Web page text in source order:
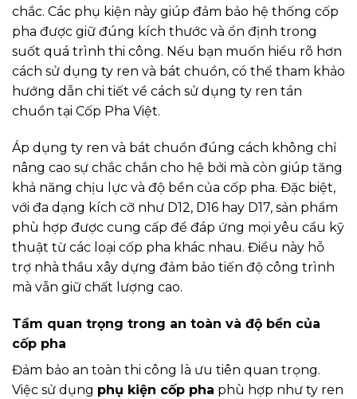
chắc. Các phụ kiện này giúp đảm bảo hệ thống cốp
pha được giữ đúng kích thước và ổn định trong
suốt quá trình thi công. Nếu bạn muốn hiểu rõ hơn
cách sử dụng ty ren và bát chuồn, có thể tham khảo
hướng dẫn chi tiết về cách sử dụng ty ren tán
chuồn tại Cốp Pha Việt.
Áp dụng ty ren và bát chuồn đúng cách không chỉ
nâng cao sự chắc chắn cho hệ bởi mà còn giúp tăng
khả năng chịu lực và độ bền của cốp pha. Đặc biệt,
với đa dạng kích cỡ như D12, D16 hay D17, sản phẩm
phù hợp được cung cấp để đáp ứng mọi yêu cầu kỹ
thuật từ các loại cốp pha khác nhau. Điều này hỗ
trợ nhà thầu xây dựng đảm bảo tiến độ công trình
mà vẫn giữ chất lượng cao.
Tầm quan trọng trong an toàn và độ bền của
cốp pha
Đảm bảo an toàn thi công là ưu tiên quan trọng.
Việc sử dụng phụ kiện cốp pha phù hợp như ty ren